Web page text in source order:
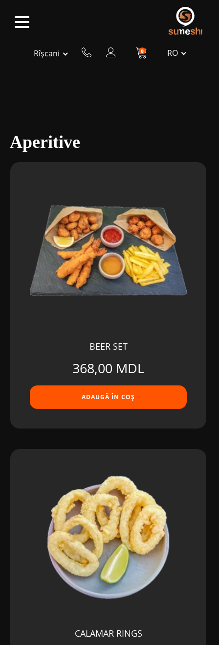
Rîșcani 0 RO
Aperitive
BEER SET
368,00 MDL
ADAUGĂ ÎN COȘ
CALAMAR RINGS